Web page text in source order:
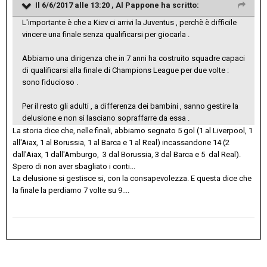
Il 6/6/2017 alle 13:20 , Al Pappone ha scritto:
L'importante è che a Kiev ci arrivi la Juventus , perchè è difficile
vincere una finale senza qualificarsi per giocarla .
Abbiamo una dirigenza che in 7 anni ha costruito squadre capaci
di qualificarsi alla finale di Champions League per due volte :
sono fiducioso .
Per il resto gli adulti , a differenza dei bambini , sanno gestire la
delusione e non si lasciano sopraffarre da essa .
La storia dice che, nelle finali, abbiamo segnato 5 gol (1 al Liverpool, 1
all'Aiax, 1 al Borussia, 1 al Barca e 1 al Real) incassandone 14 (2
dall'Aiax, 1 dall'Amburgo, 3 dal Borussia, 3 dal Barca e 5 dal Real).
Spero di non aver sbagliato i conti...
La delusione si gestisce si, con la consapevolezza. E questa dice che
la finale la perdiamo 7 volte su 9....